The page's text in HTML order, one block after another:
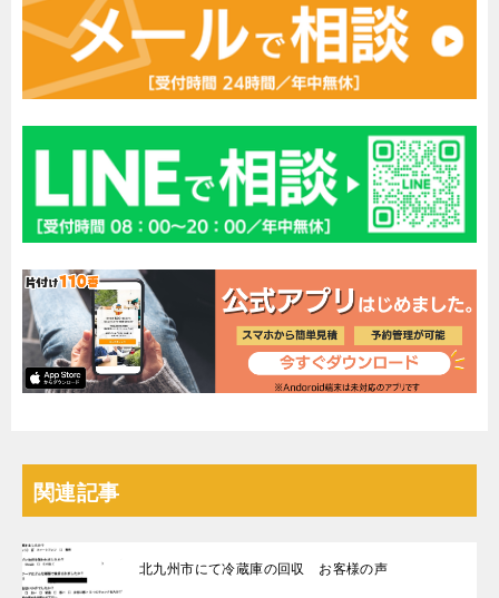
関連記事
北九州市にて冷蔵庫の回収 お客様の声